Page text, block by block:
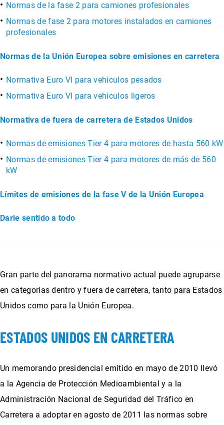
Normas de la fase 2 para camiones profesionales
Normas de fase 2 para motores instalados en camiones
profesionales
Normas de la Unión Europea sobre emisiones en carretera
Normativa Euro VI para vehículos pesados
Normativa Euro VI para vehículos ligeros
Normativa de fuera de carretera de Estados Unidos
Normas de emisiones Tier 4 para motores de hasta 560 kW
Normas de emisiones Tier 4 para motores de más de 560
kW
Límites de emisiones de la fase V de la Unión Europea
Darle sentido a todo
Gran parte del panorama normativo actual puede agruparse
en categorías dentro y fuera de carretera, tanto para Estados
Unidos como para la Unión Europea.
ESTADOS UNIDOS EN CARRETERA
Un memorando presidencial emitido en mayo de 2010 llevó
a la Agencia de Protección Medioambiental y a la
Administración Nacional de Seguridad del Tráfico en
Carretera a adoptar en agosto de 2011 las normas sobre